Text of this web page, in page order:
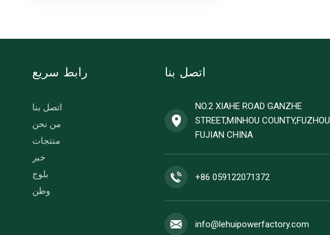
رابط سريع
اتصل بنا
من نحن
منتجات
خبر
بلوج
وطن
اتصل بنا
NO.2 XIAHE ROAD GANZHE
STREET,MINHOU COUNTY,FUZHOU
FUJIAN CHINA
+86 059122071372
info@lehuipowerfactory.com